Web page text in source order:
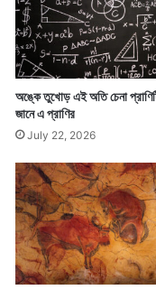
ই
ছে
ন
৩
৫
৬
অঙ্কে তুখোড় এই অতি চেনা
জানে এ প্রাণির
July 22, 2026